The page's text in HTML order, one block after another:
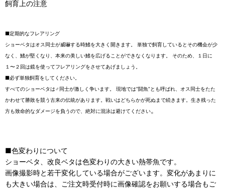
飼育上の注意
■定期的なフレアリング
ショーベタはオス同士が威嚇する時鰭を大きく開きます。 単独で飼育しているとその機会が少
なく、鰭が堅くなり、本来の美しい鰭を広げることができなくなります。 そのため、１日に
１〜２回は鏡を使ってフレアリングをさせてあげましょう。
■必ず単独飼育をしてください。
すべてのショーベタは♂同士が激しく争います。 現地では”闘魚”とも呼ばれ、オス同士をたた
かわせて勝敗を競う古来の伝統があります。戦いはどちらかが死ぬまで続きます。生き残った
方も致命的なダメージを負うので、絶対に混泳は避けてください。
■色変わりについて
ショーベタ、改良ベタは色変わりの大きい熱帯魚です。
画像撮影時と若干変化している場合がございます。変化があまりに
も大きい場合は、ご注文時受付時に画像確認をお願いする場合もご